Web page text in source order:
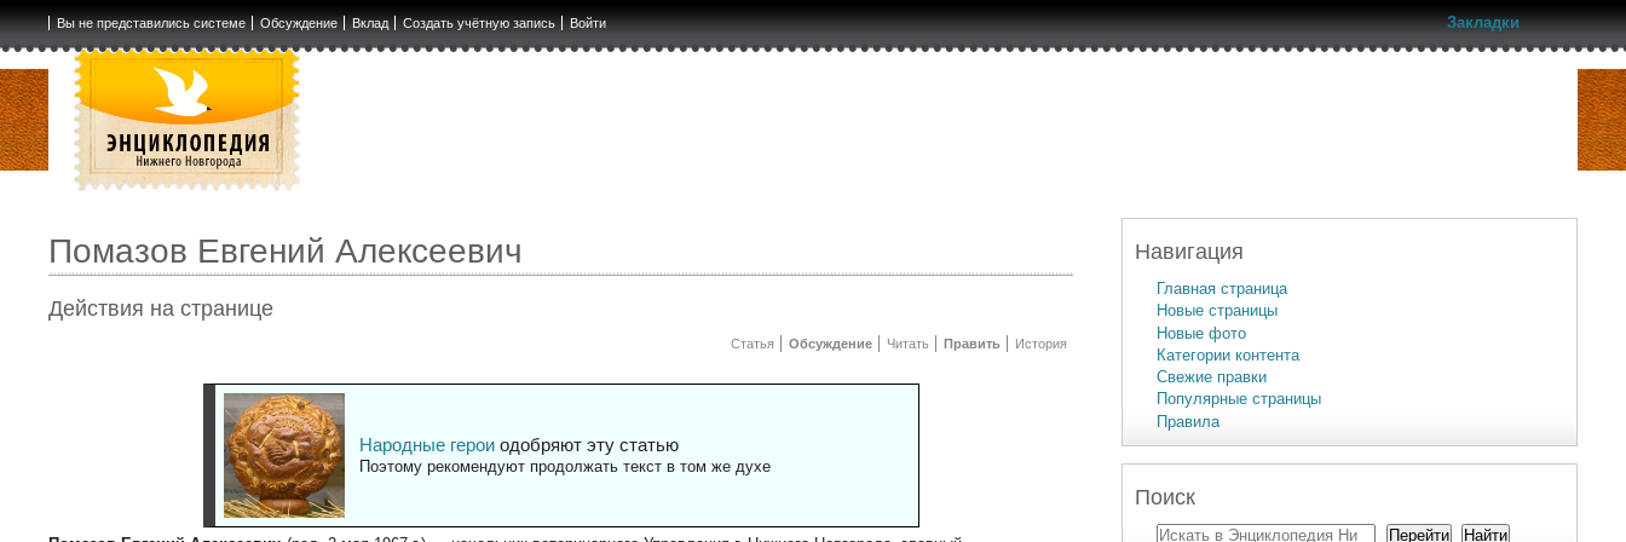
Вы не представились системе Обсуждение Вклад Создать учётную запись Войти Закладки
Помазов Евгений Алексеевич
Действия на странице
Статья Обсуждение Читать Править История
Народные героиодобряют эту статью
Поэтому рекомендуют продолжать текст в том же духе
Навигация
Главная страница
Новые страницы
Новые фото
Категории контента
Свежие правки
Популярные страницы
Правила
Поиск